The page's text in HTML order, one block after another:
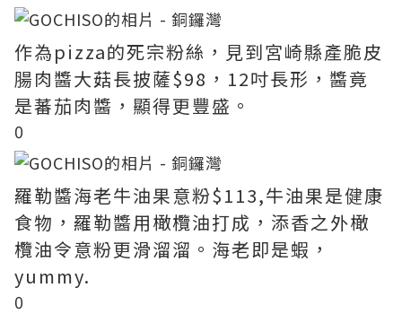
作為pizza的死宗粉絲，見到宮崎縣產脆皮
腸肉醬大菇長披薩$98，12吋長形，醬竟
是蕃茄肉醬，顯得更豐盛。
0
羅勒醬海老牛油果意粉$113,牛油果是健康
食物，羅勒醬用橄欖油打成，添香之外橄
欖油令意粉更滑溜溜。海老即是蝦，
yummy.
0